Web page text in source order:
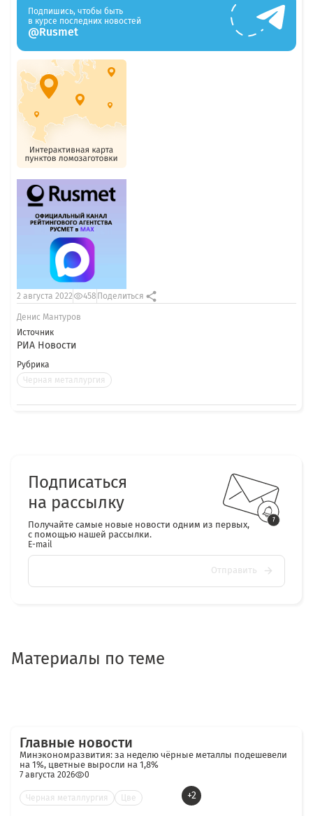
Источник
РИА Новости
Рубрика
Черная металлургия
2 августа 2022 458 Поделиться
Денис Мантуров
Подпишись, чтобы быть
в курсе последних новостей
@Rusmet
Подписаться
на рассылку
Получайте самые новые новости одним из первых,
с помощью нашей рассылки.
E-mail
Отправить
Материалы по теме
Главные новости
Минэкономразвития: за неделю чёрные металлы подешевели
на 1%, цветные выросли на 1,8%
7 августа 2026 0
Черная металлургия Цве +2